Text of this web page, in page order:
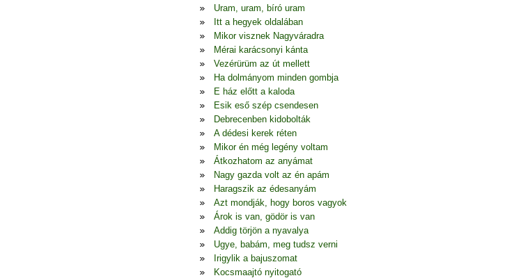
Uram, uram, bíró uram
Itt a hegyek oldalában
Mikor visznek Nagyváradra
Mérai karácsonyi kánta
Vezérürüm az út mellett
Ha dolmányom minden gombja
E ház előtt a kaloda
Esik eső szép csendesen
Debrecenben kidobolták
A dédesi kerek réten
Mikor én még legény voltam
Átkozhatom az anyámat
Nagy gazda volt az én apám
Haragszik az édesanyám
Azt mondják, hogy boros vagyok
Árok is van, gödör is van
Addig törjön a nyavalya
Ugye, babám, meg tudsz verni
Irigylik a bajuszomat
Kocsmaajtó nyitogató